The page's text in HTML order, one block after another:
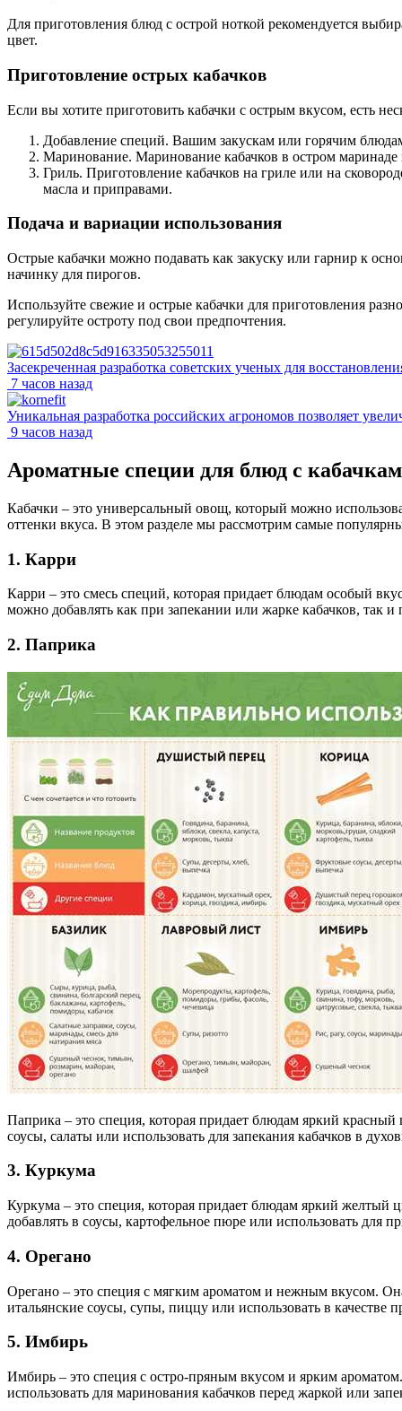
Для приготовления блюд с острой ноткой рекомендуется
цвет.
Приготовление острых кабачков
Если вы хотите приготовить кабачки с острым вкусом, есть
Добавление специй. Вашим закускам или горячим
Маринование. Маринование кабачков в остром
Гриль. Приготовление кабачков на гриле или на
масла и приправами.
Подача и вариации использования
Острые кабачки можно подавать как закуску или гарнир к
начинку для пирогов.
Используйте свежие и острые кабачки для приготовления
регулируйте остроту под свои предпочтения.
Засекреченная разработка советских ученых для
7 часов назад
Уникальная разработка российских агрономов позволяет
9 часов назад
Ароматные специи для блюд с
Кабачки – это универсальный овощ, который можно
оттенки вкуса. В этом разделе мы рассмотрим самые
1. Карри
Карри – это смесь специй, которая придает блюдам особый
можно добавлять как при запекании или жарке кабачков, так
2. Паприка
Паприка – это специя, которая придает блюдам яркий
соусы, салаты или использовать для запекания кабачков в
3. Куркума
Куркума – это специя, которая придает блюдам яркий желтый
добавлять в соусы, картофельное пюре или использовать для
4. Орегано
Орегано – это специя с мягким ароматом и нежным вкусом.
итальянские соусы, супы, пиццу или использовать в качестве
5. Имбирь
Имбирь – это специя с остро-пряным вкусом и ярким
использовать для маринования кабачков перед жаркой или